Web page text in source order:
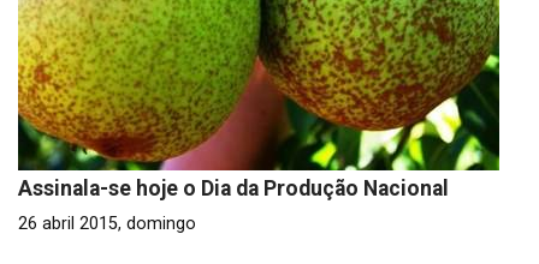
Assinala-se hoje o Dia da Produção Nacional
26 abril 2015, domingo